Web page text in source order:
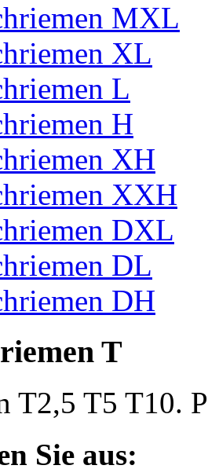
MXL
XL
L
H
XH
XXH
DXL
DL
DH
T
T2,5 T5 T10.
Sie aus: